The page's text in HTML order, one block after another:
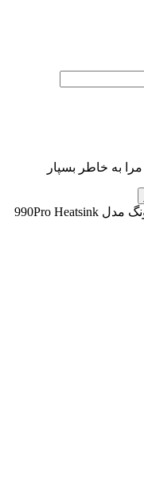
مرا به خاطر بسپار
هارد اینترنال سامسونگ مدل 990Pro Heatsink